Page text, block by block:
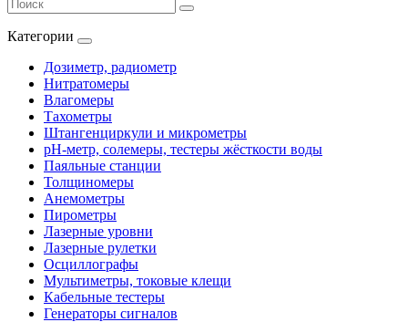
Категории
Дозиметр, радиометр
Нитратомеры
Влагомеры
Тахометры
Штангенциркули и микрометры
pH-метр, солемеры, тестеры жёсткости воды
Паяльные станции
Толщиномеры
Анемометры
Пирометры
Лазерные уровни
Лазерные рулетки
Осциллографы
Мультиметры, токовые клещи
Кабельные тестеры
Генераторы сигналов